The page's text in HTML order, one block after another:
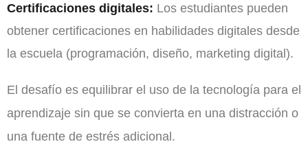
Certificaciones digitales: Los estudiantes pueden
obtener certificaciones en habilidades digitales desde
la escuela (programación, diseño, marketing digital).
El desafío es equilibrar el uso de la tecnología para el
aprendizaje sin que se convierta en una distracción o
una fuente de estrés adicional.